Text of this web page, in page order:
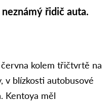
řidič auta.
kolem třičtvrtě na
v blízkosti autobusové
Kentoya měl